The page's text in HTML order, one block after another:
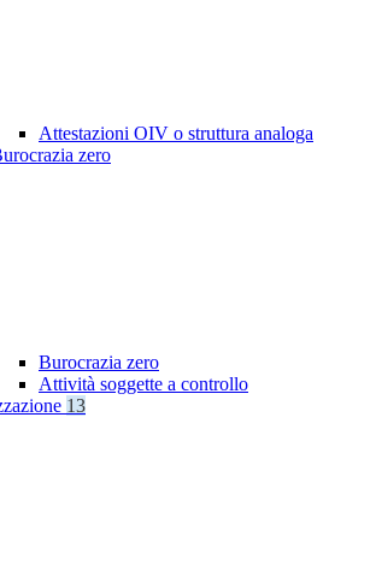
Attestazioni OIV o struttura analoga
zero
Burocrazia zero
Attività soggette a controllo
13